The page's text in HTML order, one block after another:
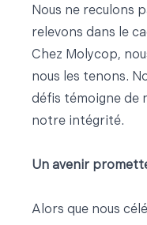
Nous ne reculons
relevons dans le
Chez Molycop,
nous les tenons.
défis témoigne de
notre intégrité.
Un avenir
Alors que nous